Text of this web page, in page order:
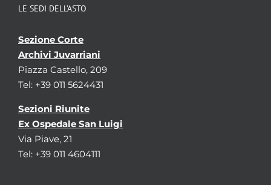
LE SEDI DELL’ASTO
Sezione Corte
Archivi Juvarriani
Piazza Castello, 209
Tel: +39 011 5624431
Sezioni Riunite
Ex Ospedale San Luigi
Via Piave, 21
Tel: +39 011 4604111